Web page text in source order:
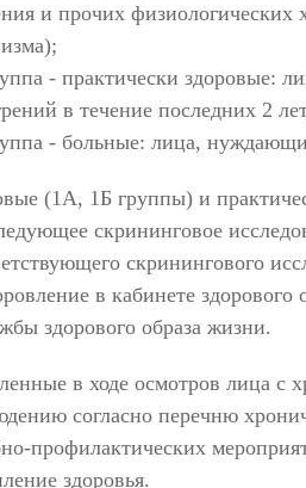
и прочих
- практически здоровые:
в течение последних 2
- больные: лица,
(1А, 1Б группы) и
скрининговое
скринингового
в кабинете
здорового образа жизни.
в ходе осмотров лица с
согласно перечню
профилактических
здоровья.